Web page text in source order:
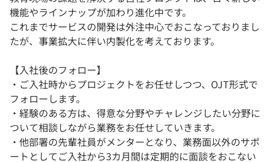
機能やラインナップが加わり進化中です。
これまでサービスの開発は外注中心でおこなっておりまし
たが、事業拡大に伴い内製化を考えております。
【入社後のフォロー】
・ご入社時からプロジェクトをお任せしつつ、OJT形式で
フォローします。
・経験のある方は、得意な分野やチャレンジしたい分野に
ついて相談しながら業務をお任せしていきます。
・他部署の先輩社員がメンターとなり、業務面以外のサポ
ートとしてご入社から3カ月間は定期的に面談をおこない